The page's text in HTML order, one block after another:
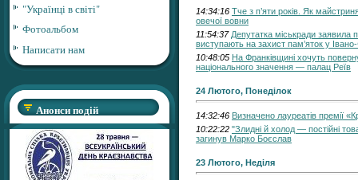
"Українці в світі"
Фотоальбом
Написати нам
Анонси подій
14:34:16 Тче з п’яти років. Як
овечої вовни
11:54:37 Депутатка міськради заявила
виступають на захист пам’яток у
10:48:05 На Франківщині хочуть
національного значення — палац Реїв
24 Лютого, Понеділок
14:32:46 Визначено лауреатів премії
10:22:22 "Злидні й холод — постійні
загинув Марко Боєслав
23 Лютого, Неділя